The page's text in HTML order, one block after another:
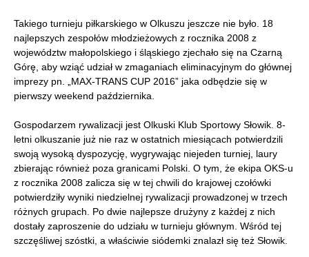
Takiego turnieju piłkarskiego w Olkuszu jeszcze nie było. 18
najlepszych zespołów młodzieżowych z rocznika 2008 z
województw małopolskiego i śląskiego zjechało się na Czarną
Górę, aby wziąć udział w zmaganiach eliminacyjnym do głównej
imprezy pn. „MAX-TRANS CUP 2016” jaka odbędzie się w
pierwszy weekend października.
Gospodarzem rywalizacji jest Olkuski Klub Sportowy Słowik. 8-
letni olkuszanie już nie raz w ostatnich miesiącach potwierdzili
swoją wysoką dyspozycję, wygrywając niejeden turniej, laury
zbierając również poza granicami Polski. O tym, że ekipa OKS-u
z rocznika 2008 zalicza się w tej chwili do krajowej czołówki
potwierdziły wyniki niedzielnej rywalizacji prowadzonej w trzech
różnych grupach. Po dwie najlepsze drużyny z każdej z nich
dostały zaproszenie do udziału w turnieju głównym. Wśród tej
szczęśliwej szóstki, a właściwie siódemki znalazł się też Słowik.